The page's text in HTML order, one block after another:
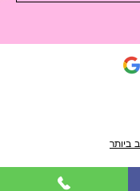
ביותר